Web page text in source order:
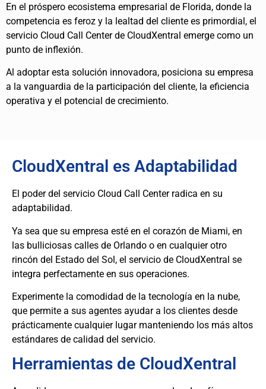
En el próspero ecosistema empresarial de Florida, donde la
competencia es feroz y la lealtad del cliente es primordial, el
servicio Cloud Call Center de CloudXentral emerge como un
punto de inflexión.
Al adoptar esta solución innovadora, posiciona su empresa
a la vanguardia de la participación del cliente, la eficiencia
operativa y el potencial de crecimiento.
CloudXentral es Adaptabilidad
El poder del servicio Cloud Call Center radica en su
adaptabilidad.
Ya sea que su empresa esté en el corazón de Miami, en
las bulliciosas calles de Orlando o en cualquier otro
rincón del Estado del Sol, el servicio de CloudXentral se
integra perfectamente en sus operaciones.
Experimente la comodidad de la tecnología en la nube,
que permite a sus agentes ayudar a los clientes desde
prácticamente cualquier lugar manteniendo los más altos
estándares de calidad del servicio.
Herramientas de CloudXentral